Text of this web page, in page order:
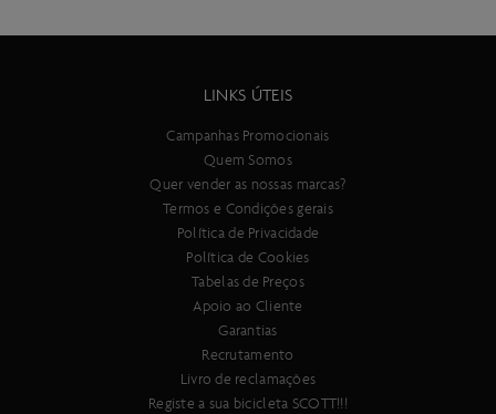
LINKS ÚTEIS
Campanhas Promocionais
Quem Somos
Quer vender as nossas marcas?
Termos e Condições gerais
Política de Privacidade
Política de Cookies
Tabelas de Preços
Apoio ao Cliente
Garantias
Recrutamento
Livro de reclamações
Registe a sua bicicleta SCOTT!!!